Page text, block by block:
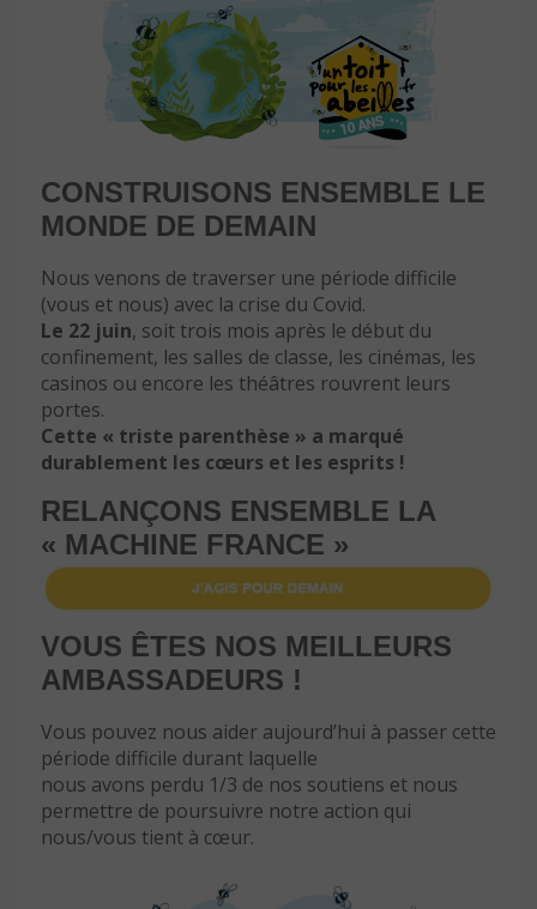
CONSTRUISONS ENSEMBLE LE
MONDE DE DEMAIN
Nous venons de traverser une période difficile
(vous et nous) avec la crise du Covid.
Le 22 juin, soit trois mois après le début du
confinement, les salles de classe, les cinémas, les
casinos ou encore les théâtres rouvrent leurs
portes.
Cette « triste parenthèse » a marqué
durablement les cœurs et les esprits !
RELANÇONS ENSEMBLE LA
« MACHINE FRANCE »
VOUS ÊTES NOS MEILLEURS
AMBASSADEURS !
Vous pouvez nous aider aujourd’hui à passer cette
période difficile durant laquelle
nous avons perdu 1/3 de nos soutiens et nous
permettre de poursuivre notre action qui
nous/vous tient à cœur.